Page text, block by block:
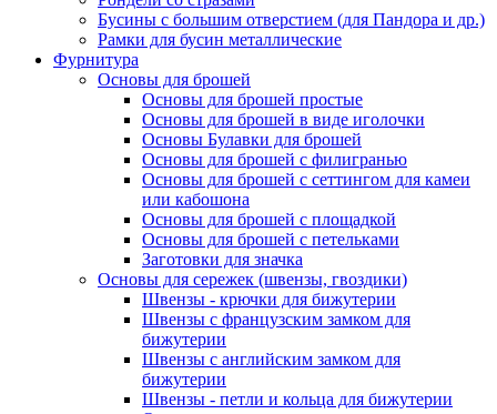
Бусины с большим отверстием (для Пандора и др.)
Рамки для бусин металлические
Фурнитура
Основы для брошей
Основы для брошей простые
Основы для брошей в виде иголочки
Основы Булавки для брошей
Основы для брошей с филигранью
Основы для брошей с сеттингом для камеи
или кабошона
Основы для брошей с площадкой
Основы для брошей с петельками
Заготовки для значка
Основы для сережек (швензы, гвоздики)
Швензы - крючки для бижутерии
Швензы с французским замком для
бижутерии
Швензы с английским замком для
бижутерии
Швензы - петли и кольца для бижутерии